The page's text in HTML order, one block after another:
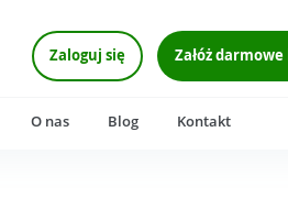
Zaloguj się Załóż
O nas Blog Kontakt